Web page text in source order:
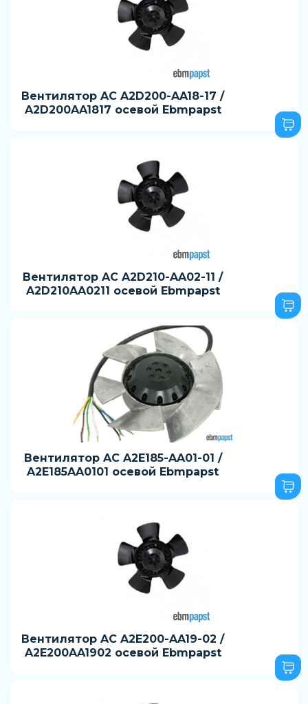
Вентилятор AC A2D200-AA18-17 /
A2D200AA1817 осевой Ebmpapst
Вентилятор AC A2D210-AA02-11 /
A2D210AA0211 осевой Ebmpapst
Вентилятор AC A2E185-AA01-01 /
A2E185AA0101 осевой Ebmpapst
Вентилятор AC A2E200-AA19-02 /
A2E200AA1902 осевой Ebmpapst